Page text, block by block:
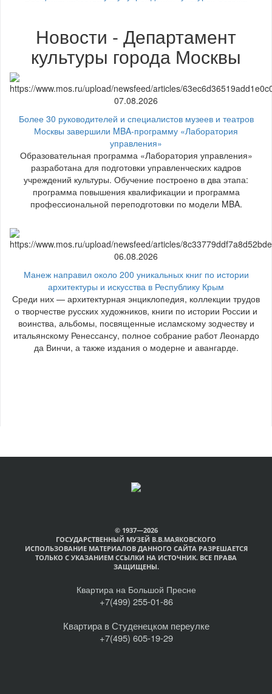
Новости - Департамент
культуры города Москвы
07.08.2026
Более 30 руководителей и специалистов музеев и театров
Москвы завершили MBA-программу «Лаборатория
управления»
Образовательная программа «Лаборатория управления»
разработана для подготовки управленческих кадров
учреждений культуры. Обучение построено в два этапа:
программа повышения квалификации и программа
профессиональной переподготовки по модели MBA.
06.08.2026
Манеж направил около 200 уникальных книг по истории
архитектуры и искусства в Республику Крым
Среди них — архитектурная энциклопедия, коллекции трудов
о творчестве русских художников, книги по истории России и
воинства, альбомы, посвященные исламскому зодчеству и
итальянскому Ренессансу, полное собрание работ Леонардо
да Винчи, а также издания о модерне и авангарде.
© 1937—2026
ГОСУДАРСТВЕННЫЙ МУЗЕЙ В.В.МАЯКОВСКОГО
ИСПОЛЬЗОВАНИЕ МАТЕРИАЛОВ ДАННОГО САЙТА РАЗРЕШАЕТСЯ
ТОЛЬКО С УКАЗАНИЕМ ССЫЛКИ НА ИСТОЧНИК. ВСЕ ПРАВА
ЗАЩИЩЕНЫ.
Квартира на Большой Пресне
+7(499) 255-01-86
Квартира в Студенецком переулке
+7(495) 605-19-29